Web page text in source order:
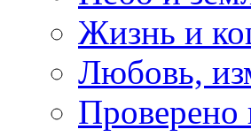
Жизнь и
Любовь,
Проверено